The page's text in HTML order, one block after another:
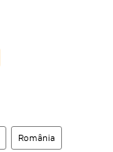
România